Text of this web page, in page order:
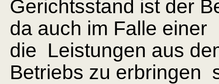
Gerichtsstand ist der
da auch im Falle
die Leistungen aus
Betriebs zu erbringen